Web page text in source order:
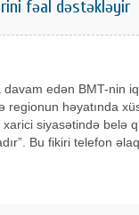
fəal dəstəkləyir
davam edən BMT-nin
regionun həyatında
siyasətində belə
Bu fikiri telefon